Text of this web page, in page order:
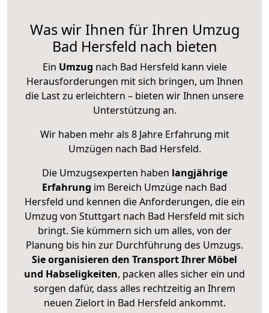
Was wir Ihnen für Ihren Umzug
Bad Hersfeld nach bieten
Ein Umzug nach Bad Hersfeld kann viele
Herausforderungen mit sich bringen, um Ihnen
die Last zu erleichtern – bieten wir Ihnen unsere
Unterstützung an.
Wir haben mehr als 8 Jahre Erfahrung mit
Umzügen nach Bad Hersfeld.
Die Umzugsexperten haben langjährige
Erfahrung im Bereich Umzüge nach Bad
Hersfeld und kennen die Anforderungen, die ein
Umzug von Stuttgart nach Bad Hersfeld mit sich
bringt. Sie kümmern sich um alles, von der
Planung bis hin zur Durchführung des Umzugs.
Sie organisieren den Transport Ihrer Möbel
und Habseligkeiten, packen alles sicher ein und
sorgen dafür, dass alles rechtzeitig an Ihrem
neuen Zielort in Bad Hersfeld ankommt.